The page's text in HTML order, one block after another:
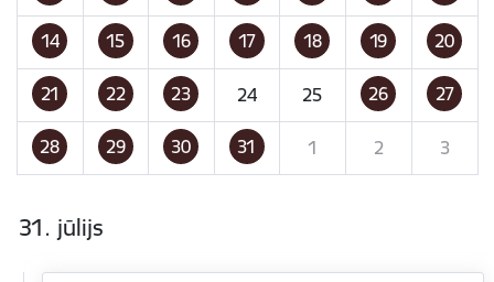
14 15 16 17 18 19 20
21 22 23 24 25 26 27
28 29 30 31 1 2 3
31. jūlijs